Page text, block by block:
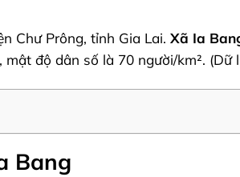
Chư Prông, tỉnh Gia Lai. Xã Ia
mật độ dân số là 70 người/km². (Dữ
Bang